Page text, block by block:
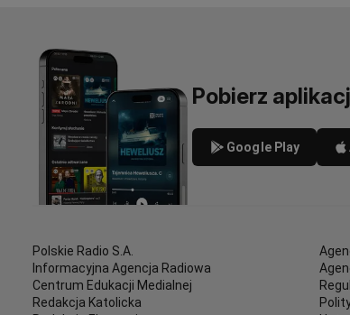
Pobierz
Google Play
Polskie Radio S.A.
Informacyjna Agencja Radiowa
Centrum Edukacji Medialnej
Redakcja Katolicka